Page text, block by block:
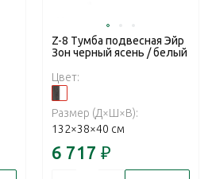
Z-8 Тумба подвесная Эйр
Зон черный ясень / белый
Цвет:
Размер (Д×Ш×В):
132×38×40 см
6 717 ₽